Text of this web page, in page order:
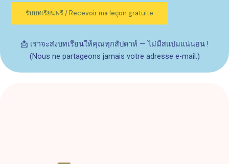
l
รับบทเรียนฟรี / Recevoir ma leçon gratuite
📩 เราจะส่งบทเรียนให้คุณทุกสัปดาห์ — ไม่มีสแปมแน่นอน !
(Nous ne partageons jamais votre adresse e-mail.)